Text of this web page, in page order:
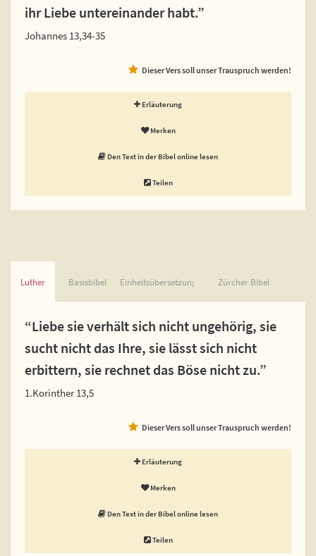
ihr Liebe untereinander habt.”
Johannes 13,34-35
Dieser Vers soll unser Trauspruch werden!
Erläuterung
Merken
Den Text in der Bibel online lesen
Teilen
Luther Basisbibel Einheitsübersetzung Zürcher Bibel
“Liebe sie verhält sich nicht ungehörig, sie
sucht nicht das Ihre, sie lässt sich nicht
erbittern, sie rechnet das Böse nicht zu.”
1.Korinther 13,5
Dieser Vers soll unser Trauspruch werden!
Erläuterung
Merken
Den Text in der Bibel online lesen
Teilen